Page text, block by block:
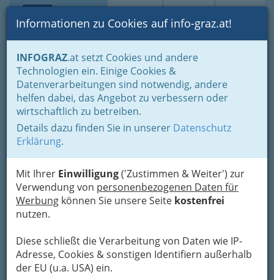
Suche Login Toggle
Informationen zu Cookies auf info-graz.at!
INFOGRAZ.at setzt Cookies und andere
Technologien ein. Einige Cookies &
Datenverarbeitungen sind notwendig, andere
helfen dabei, das Angebot zu verbessern oder
wirtschaftlich zu betreiben.
Details dazu finden Sie in unserer Datenschutz
Erklärung.
Mit Ihrer Einwilligung('Zustimmen & Weiter') zur
Verwendung von personenbezogenen Daten für
Werbung können Sie unsere Seite kostenfrei
nutzen.
Diese schließt die Verarbeitung von Daten wie IP-
Adresse, Cookies & sonstigen Identifiern außerhalb
der EU (u.a. USA) ein.
Home Branchen
Schweisswerk Ing. R. Satran
GmbH & Co KG
Puchstraße 50, 8020 Graz
+43 316 271 606 - 0
+43 316 271 606 - 11
Karte
Adresse mit Google Maps anschauen